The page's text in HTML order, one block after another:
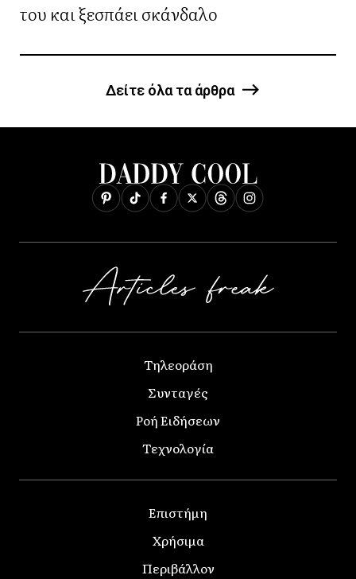
του και ξεσπάει σκάνδαλο
Δείτε όλα τα άρθρα
Τηλεοράση
Συνταγές
Ροή Ειδήσεων
Τεχνολογία
Επιστήμη
Χρήσιμα
Περιβάλλον